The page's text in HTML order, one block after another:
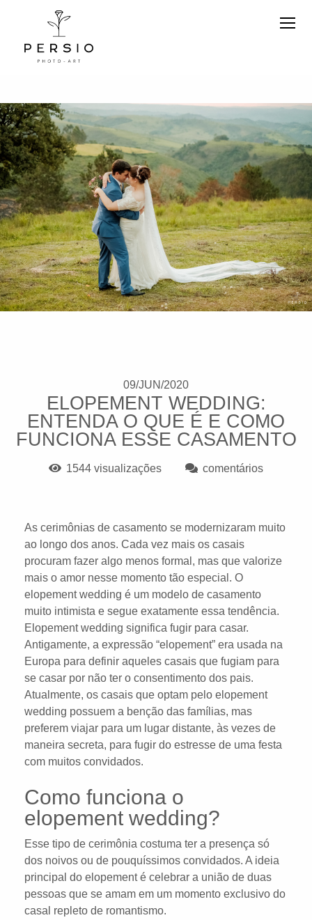
09/JUN/2020
ELOPEMENT WEDDING:
ENTENDA O QUE É E COMO
FUNCIONA ESSE CASAMENTO
1544 visualizações comentários
As cerimônias de casamento se modernizaram muito
ao longo dos anos. Cada vez mais os casais
procuram fazer algo menos formal, mas que valorize
mais o amor nesse momento tão especial. O
elopement wedding é um modelo de casamento
muito intimista e segue exatamente essa tendência.
Elopement wedding significa fugir para casar.
Antigamente, a expressão “elopement” era usada na
Europa para definir aqueles casais que fugiam para
se casar por não ter o consentimento dos pais.
Atualmente, os casais que optam pelo elopement
wedding possuem a benção das famílias, mas
preferem viajar para um lugar distante, às vezes de
maneira secreta, para fugir do estresse de uma festa
com muitos convidados.
Como funciona o
elopement wedding?
Esse tipo de cerimônia costuma ter a presença só
dos noivos ou de pouquíssimos convidados. A ideia
principal do elopement é celebrar a união de duas
pessoas que se amam em um momento exclusivo do
casal repleto de romantismo.